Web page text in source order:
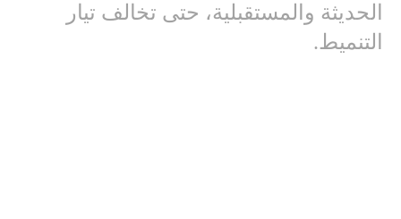
الحديثة والمستقبلية، حتى تخالف تيار
التنميط.